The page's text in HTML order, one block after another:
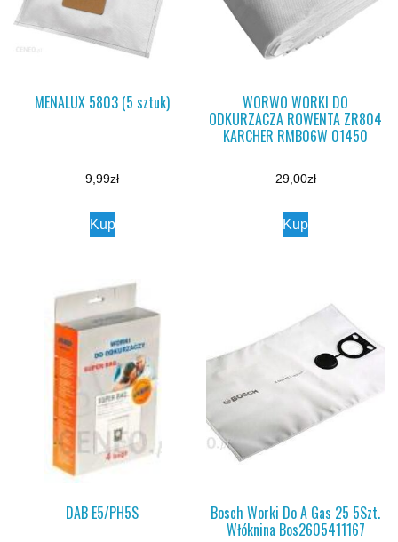
MENALUX 5803 (5 sztuk)
9,99zł
Kup
WORWO WORKI DO
ODKURZACZA ROWENTA ZR804
KARCHER RMB06W 01450
29,00zł
Kup
DAB E5/PH5S Bosch Worki Do A Gas 25 5Szt.
Włóknina Bos2605411167